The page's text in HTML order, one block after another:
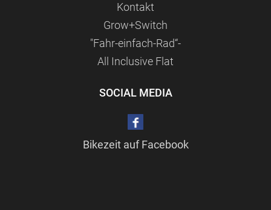
Kontakt
Grow+Switch
"Fahr-einfach-Rad“-
All Inclusive Flat
SOCIAL MEDIA
Bikezeit auf Facebook